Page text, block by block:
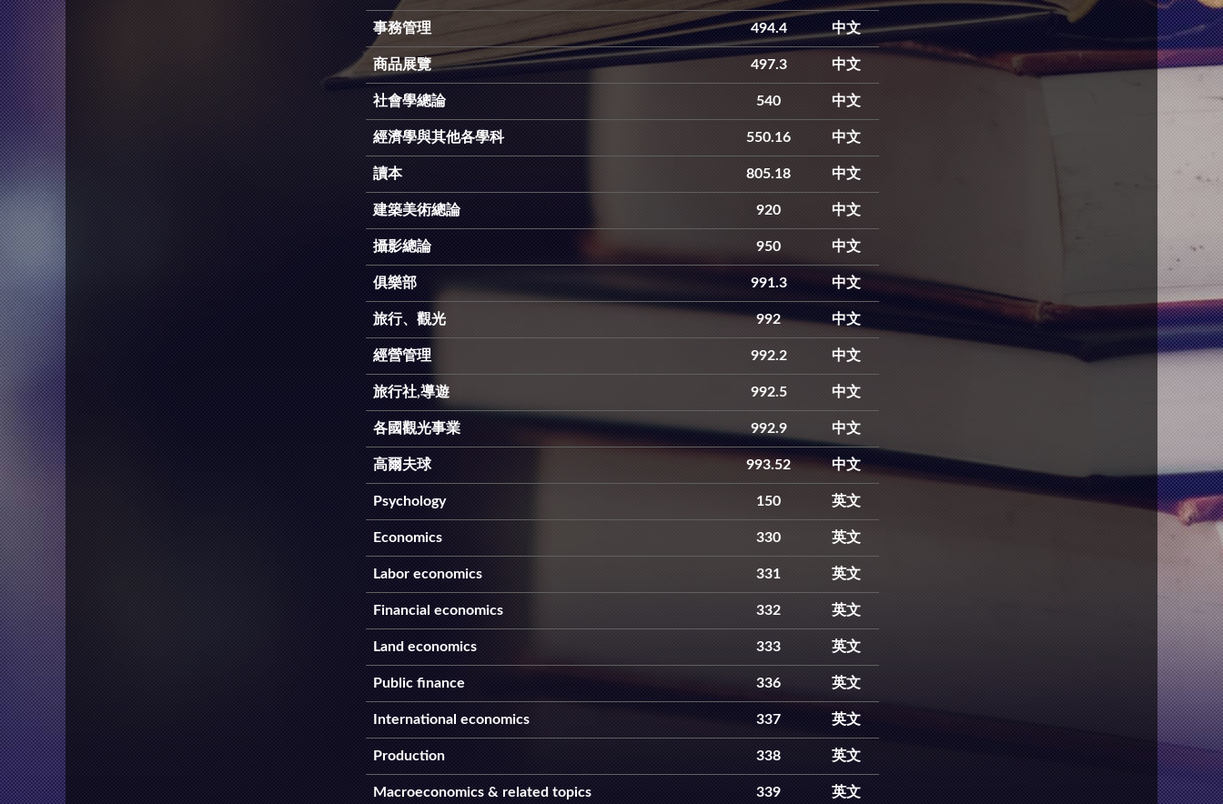
事務管理 494.4 中文
商品展覽 497.3 中文
社會學總論 540 中文
經濟學與其他各學科 550.16 中文
讀本 805.18 中文
建築美術總論 920 中文
攝影總論 950 中文
俱樂部 991.3 中文
旅行、觀光 992 中文
經營管理 992.2 中文
旅行社,導遊 992.5 中文
各國觀光事業 992.9 中文
高爾夫球 993.52 中文
Psychology 150 英文
Economics 330 英文
Labor economics 331 英文
Financial economics 332 英文
Land economics 333 英文
Public finance 336 英文
International economics 337 英文
Production 338 英文
Macroeconomics & related topics 339 英文